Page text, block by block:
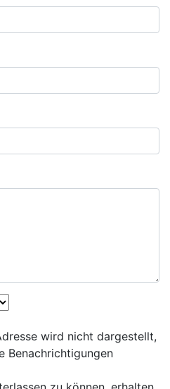
wird nicht dargestellt,
Benachrichtigungen